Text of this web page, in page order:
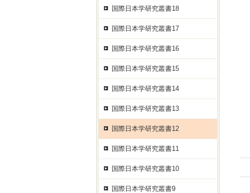
国際日本学研究叢書18
国際日本学研究叢書17
国際日本学研究叢書16
国際日本学研究叢書15
国際日本学研究叢書14
国際日本学研究叢書13
国際日本学研究叢書12
国際日本学研究叢書11
国際日本学研究叢書10
国際日本学研究叢書9